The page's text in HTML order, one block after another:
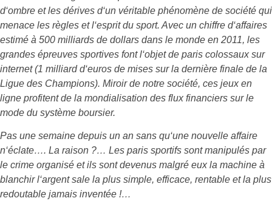
d‘ombre et les dérives d‘un véritable phénomène de société qui
menace les règles et l‘esprit du sport. Avec un chiffre d‘affaires
estimé à 500 milliards de dollars dans le monde en 2011, les
grandes épreuves sportives font l‘objet de paris colossaux sur
internet (1 milliard d‘euros de mises sur la dernière finale de la
Ligue des Champions). Miroir de notre société, ces jeux en
ligne profitent de la mondialisation des flux financiers sur le
mode du système boursier.
Pas une semaine depuis un an sans qu‘une nouvelle affaire
n‘éclate…. La raison ?… Les paris sportifs sont manipulés par
le crime organisé et ils sont devenus malgré eux la machine à
blanchir l‘argent sale la plus simple, efficace, rentable et la plus
redoutable jamais inventée !…